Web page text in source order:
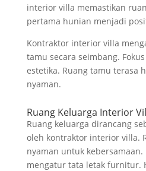
interior villa memastikan
pertama hunian menjadi
Kontraktor interior villa
tamu secara seimbang.
estetika. Ruang tamu terasa
nyaman.
Ruang Keluarga Interior
Ruang keluarga dirancang
oleh kontraktor interior villa.
nyaman untuk
mengatur tata letak furnitur.